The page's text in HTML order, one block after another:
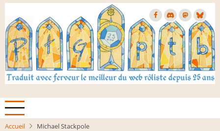
Aller
contenu
principal
Accueil Michael Stackpole